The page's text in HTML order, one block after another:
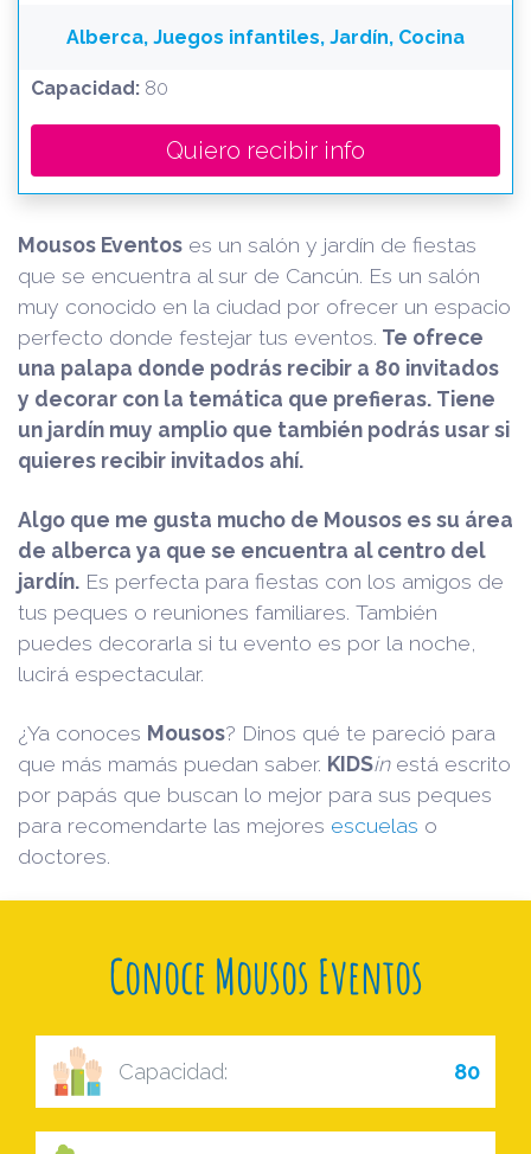
Alberca, Juegos infantiles, Jardín, Cocina
Capacidad: 80
Quiero recibir info
Mousos Eventos es un salón y jardín de fiestas
que se encuentra al sur de Cancún. Es un salón
muy conocido en la ciudad por ofrecer un espacio
perfecto donde festejar tus eventos. Te ofrece
una palapa donde podrás recibir a 80 invitados
y decorar con la temática que prefieras. Tiene
un jardín muy amplio que también podrás usar si
quieres recibir invitados ahí.
Algo que me gusta mucho de Mousos es su área
de alberca ya que se encuentra al centro del
jardín. Es perfecta para fiestas con los amigos de
tus peques o reuniones familiares. También
puedes decorarla si tu evento es por la noche,
lucirá espectacular.
¿Ya conoces Mousos? Dinos qué te pareció para
que más mamás puedan saber. KIDSinestá escrito
por papás que buscan lo mejor para sus peques
para recomendarte las mejores escuelas o
doctores.
Conoce Mousos Eventos
Capacidad: 80